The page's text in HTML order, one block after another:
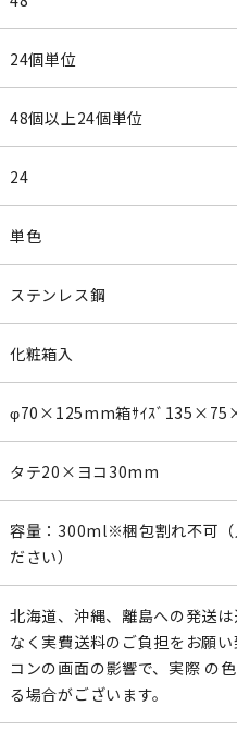
24個単位
48個以上24個単位
24
単色
ステンレス鋼
化粧箱入
φ70×125mm箱ｻｲｽﾞ
タテ20×ヨコ30mm
容量：300ml※梱包割れ不可（
ださい）
北海道、沖縄、離島への発送
なく実費送料のご負担をお願
コンの画面の影響で、実際 の
る場合がございます。